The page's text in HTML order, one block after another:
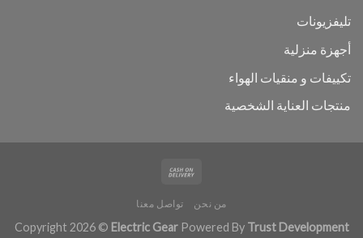
تليفزيونات
أجهزة منزلية
تكييفات و منقيات الهواء
منتجات العناية الشخصية
من نحن تواصل معنا
Copyright 2026 © Electric Gear Powered By Trust Development